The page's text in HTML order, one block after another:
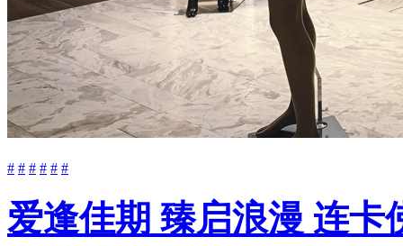
# # # # # #
爱逢佳期 臻启浪漫 连卡